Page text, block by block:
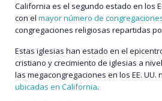
California es el segundo estado en los
con el mayor número de
congregaciones religiosas repartidas
Estas iglesias han estado en el
cristiano y crecimiento de iglesias a
las megacongregaciones en los EE. UU.
ubicadas en California.